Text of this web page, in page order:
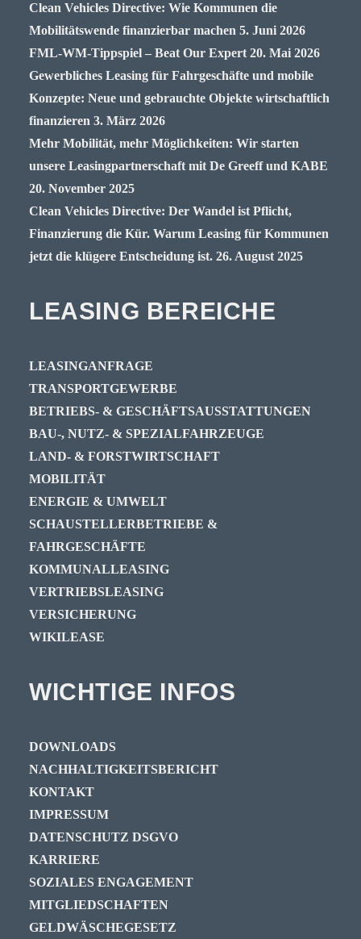
Clean Vehicles Directive: Wie Kommunen die
Mobilitätswende finanzierbar machen 5. Juni 2026
FML-WM-Tippspiel – Beat Our Expert 20. Mai 2026
Gewerbliches Leasing für Fahrgeschäfte und mobile
Konzepte: Neue und gebrauchte Objekte wirtschaftlich
finanzieren 3. März 2026
Mehr Mobilität, mehr Möglichkeiten: Wir starten
unsere Leasingpartnerschaft mit De Greeff und KABE
20. November 2025
Clean Vehicles Directive: Der Wandel ist Pflicht,
Finanzierung die Kür. Warum Leasing für Kommunen
jetzt die klügere Entscheidung ist. 26. August 2025
LEASING BEREICHE
LEASINGANFRAGE
TRANSPORTGEWERBE
BETRIEBS- & GESCHÄFTSAUSSTATTUNGEN
BAU-, NUTZ- & SPEZIALFAHRZEUGE
LAND- & FORSTWIRTSCHAFT
MOBILITÄT
ENERGIE & UMWELT
SCHAUSTELLERBETRIEBE &
FAHRGESCHÄFTE
KOMMUNALLEASING
VERTRIEBSLEASING
VERSICHERUNG
WIKILEASE
WICHTIGE INFOS
DOWNLOADS
NACHHALTIGKEITSBERICHT
KONTAKT
IMPRESSUM
DATENSCHUTZ DSGVO
KARRIERE
SOZIALES ENGAGEMENT
MITGLIEDSCHAFTEN
GELDWÄSCHEGESETZ